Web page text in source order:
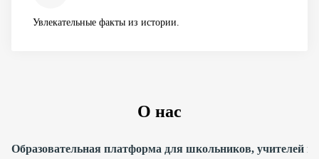
Увлекательные факты из истории.
О нас
Образовательная платформа для школьников, учителей и